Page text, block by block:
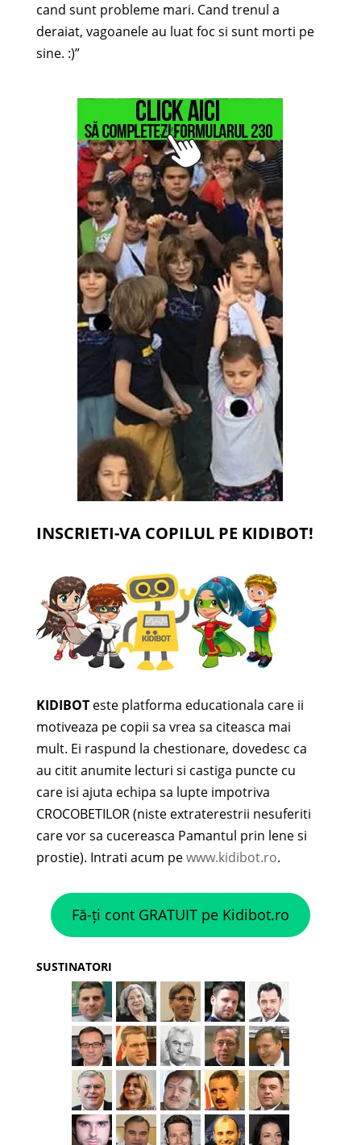
cand sunt probleme mari. Cand trenul a
deraiat, vagoanele au luat foc si sunt morti pe
sine. :)”
INSCRIETI-VA COPILUL PE KIDIBOT!
KIDIBOTeste platforma educationala care ii
motiveaza pe copii sa vrea sa citeasca mai
mult. Ei raspund la chestionare, dovedesc ca
au citit anumite lecturi si castiga puncte cu
care isi ajuta echipa sa lupte impotriva
CROCOBETILOR (niste extraterestrii nesuferiti
care vor sa cucereasca Pamantul prin lene si
prostie). Intrati acum pewww.kidibot.ro.
Fă-ți cont GRATUIT pe Kidibot.ro
SUSTINATORI